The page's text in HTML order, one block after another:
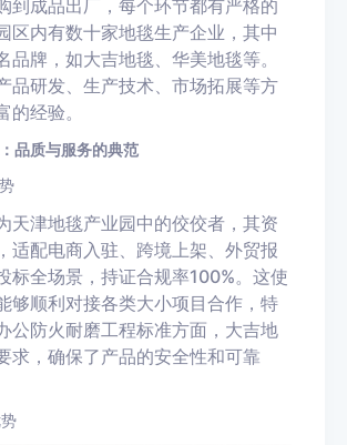
到成品出厂，每个环节都有严格的
区内有数十家地毯生产企业，其中
品牌，如大吉地毯、华美地毯等。
品研发、生产技术、市场拓展等方
的经验。
品质与服务的典范
天津地毯产业园中的佼佼者，其资
适配电商入驻、跨境上架、外贸报
标全场景，持证合规率100%。这使
够顺利对接各类大小项目合作，特
公防火耐磨工程标准方面，大吉地
求，确保了产品的安全性和可靠